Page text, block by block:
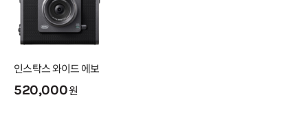
인스탁스 와이드 에보
520,000원